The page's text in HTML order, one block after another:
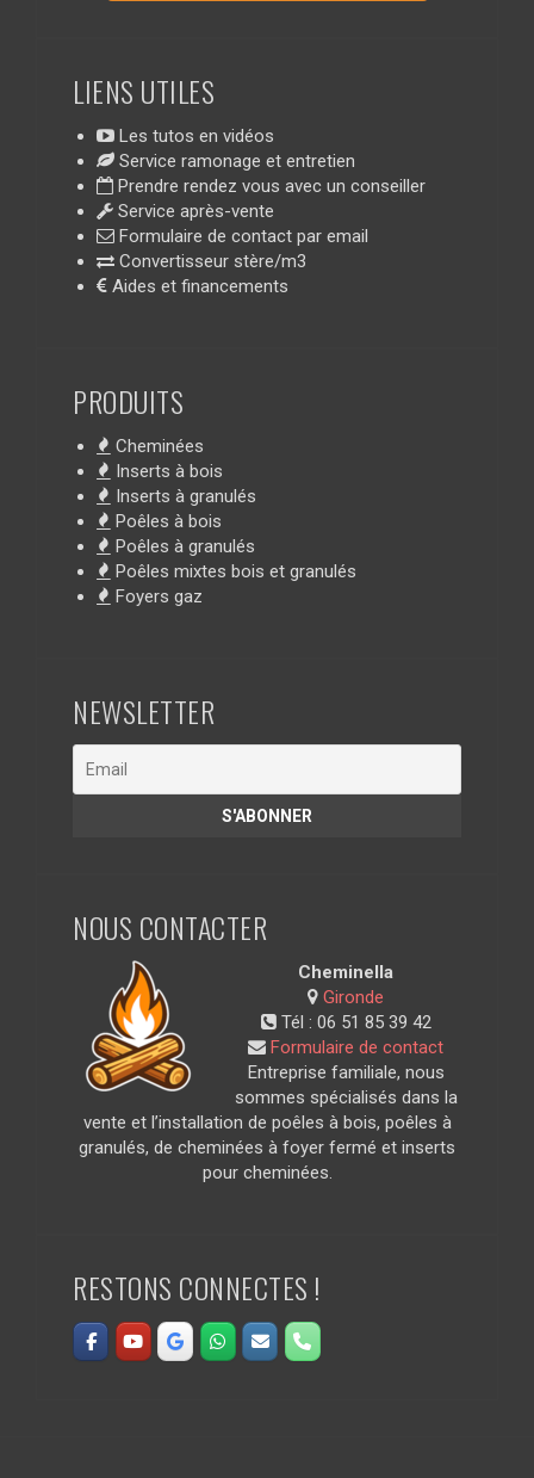
LIENS UTILES
Les tutos en vidéos
Service ramonage et entretien
Prendre rendez vous avec un conseiller
Service après-vente
Formulaire de contact par email
Convertisseur stère/m3
Aides et financements
PRODUITS
Cheminées
Inserts à bois
Inserts à granulés
Poêles à bois
Poêles à granulés
Poêles mixtes bois et granulés
Foyers gaz
NEWSLETTER
NOUS CONTACTER
Cheminella
Gironde
Tél : 06 51 85 39 42
Formulaire de contact
Entreprise familiale, nous
sommes spécialisés dans la
vente et l’installation de poêles à bois, poêles à
granulés, de cheminées à foyer fermé et inserts
pour cheminées.
RESTONS CONNECTES !